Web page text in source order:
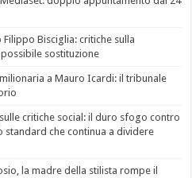
Bisciglia: critiche sulla
sostituzione
a Mauro Icardi: il tribunale
critiche social: il duro sfogo contro
che continua a dividere
la madre della stilista rompe il